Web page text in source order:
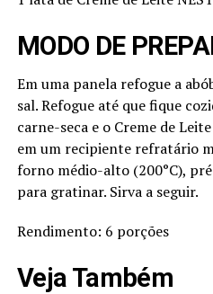
MODO DE
Em uma panela refogue a
sal. Refogue até que fique
carne-seca e o Creme de
em um recipiente refratário
forno médio-alto (200°C),
para gratinar. Sirva a seguir.
Rendimento: 6 porções
Veja Também